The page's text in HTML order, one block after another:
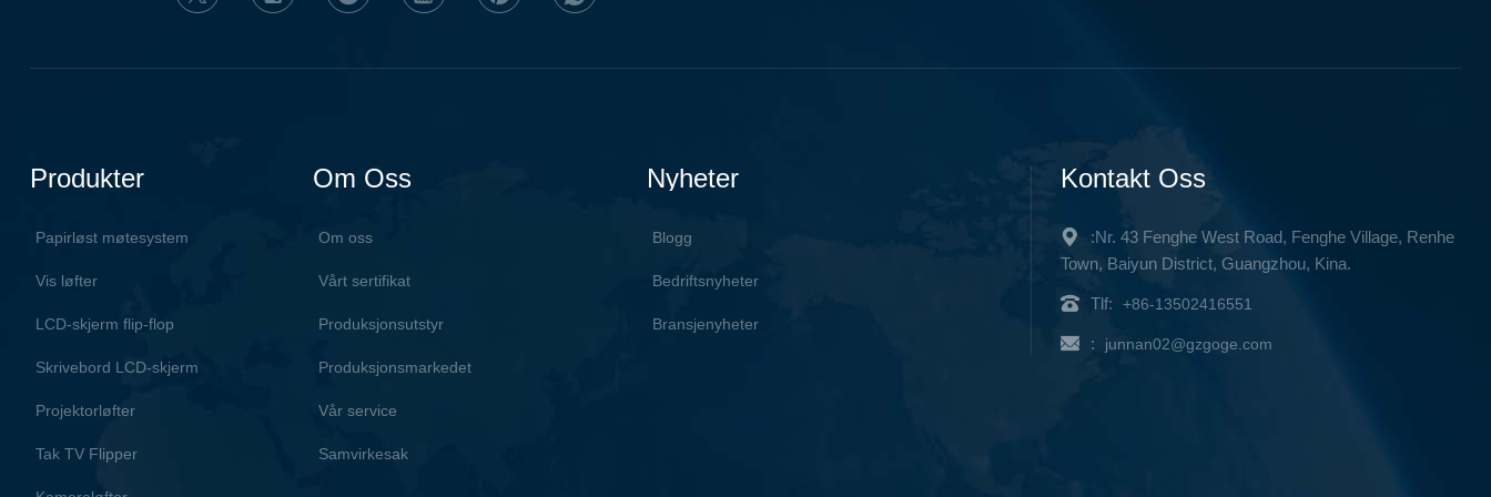
Produkter
Papirløst møtesystem
Vis løfter
LCD-skjerm flip-flop
Skrivebord LCD-skjerm
Projektorløfter
Tak TV Flipper
Om Oss
Om oss
Vårt sertifikat
Produksjonsutstyr
Produksjonsmarkedet
Vår service
Samvirkesak
Nyheter
Blogg
Bedriftsnyheter
Bransjenyheter
Kontakt Oss
:Nr. 43 Fenghe West Road, Fenghe Village, Renhe
Town, Baiyun District, Guangzhou, Kina.
Tlf: +86-13502416551
: junnan02@gzgoge.com